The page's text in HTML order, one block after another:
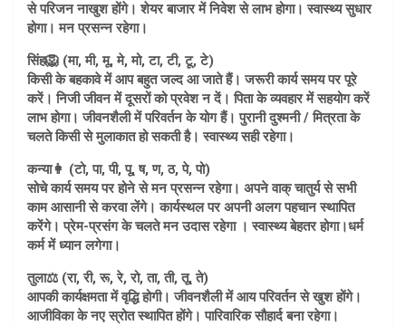
से परिजन नाखुश होंगे। शेयर बाजार में निवेश से लाभ होगा। स्वास्थ्य सुधार
होगा। मन प्रसन्न रहेगा।
सिंह🦁 (मा, मी, मू, मे, मो, टा, टी, टू, टे)
किसी के बहकावे में आप बहुत जल्द आ जाते हैं। जरूरी कार्य समय पर पूरे
करें। निजी जीवन में दूसरों को प्रवेश न दें। पिता के व्यवहार में सहयोग करें
लाभ होगा। जीवनशैली में परिवर्तन के योग हैं। पुरानी दुश्मनी / मित्रता के
चलते किसी से मुलाकात हो सकती है। स्वास्थ्य सही रहेगा।
कन्या👩 (टो, पा, पी, पू, ष, ण, ठ, पे, पो)
सोचे कार्य समय पर होने से मन प्रसन्न रहेगा। अपने वाक् चातुर्य से सभी
काम आसानी से करवा लेंगे। कार्यस्थल पर अपनी अलग पहचान स्थापित
करेंगे। प्रेम-प्रसंग के चलते मन उदास रहेगा । स्वास्थ्य बेहतर होगा।धर्म
कर्म में ध्यान लगेगा।
तुला⚖️ (रा, री, रू, रे, रो, ता, ती, तू, ते)
आपकी कार्यक्षमता में वृद्धि होगी। जीवनशैली में आय परिवर्तन से खुश होंगे।
आजीविका के नए स्रोत स्थापित होंगे। पारिवारिक सौहार्द बना रहेगा।